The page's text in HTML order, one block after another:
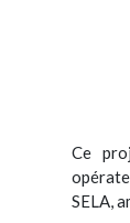
Ce
SELA,